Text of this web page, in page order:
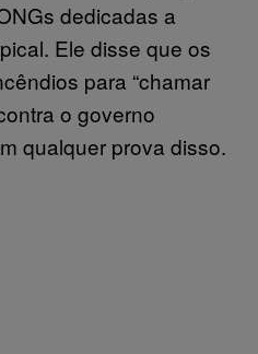
dedicadas a
Ele disse que os
para “chamar
o governo
qualquer prova disso.